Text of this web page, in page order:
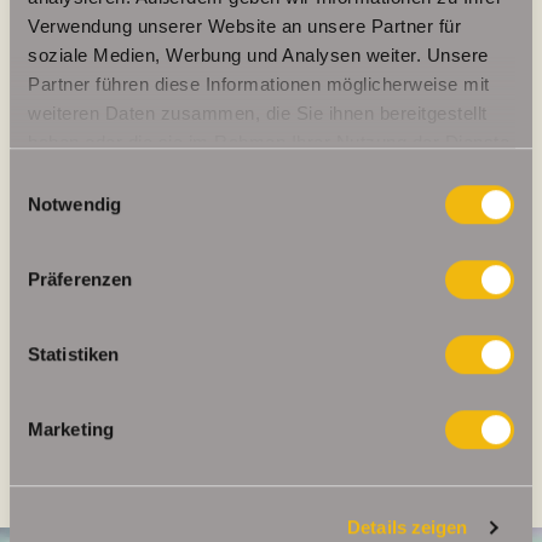
Verwendung unserer Website an unsere Partner für
soziale Medien, Werbung und Analysen weiter. Unsere
Partner führen diese Informationen möglicherweise mit
weiteren Daten zusammen, die Sie ihnen bereitgestellt
Notwendig
Präferenzen
Statistiken
Marketing
Details zeigen
2019-04-16
Energieausweis Jahrgang
vor 1.5.2014
Energieausweis Baujahr
Befeuerung